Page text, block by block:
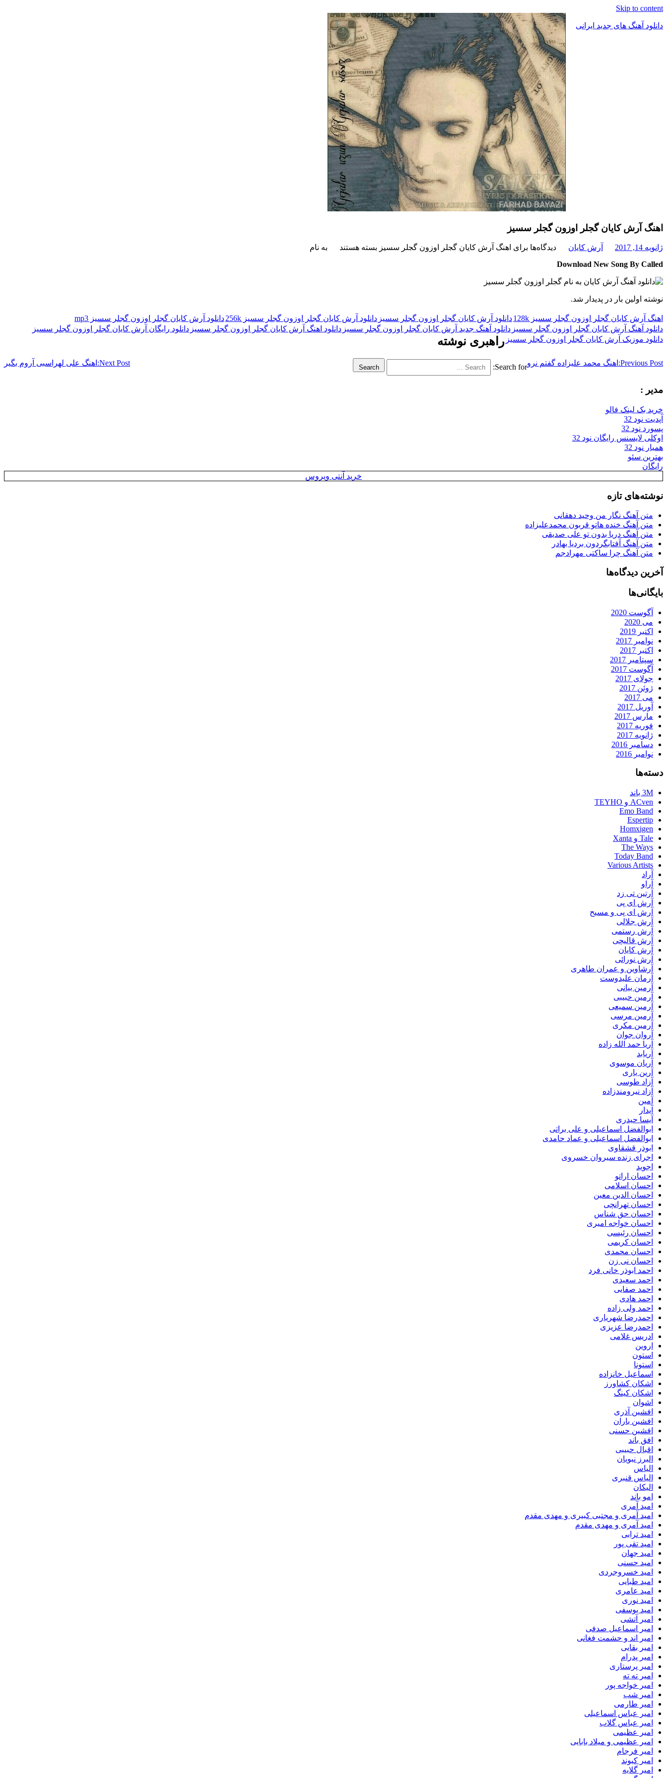
Skip to content
دانلود آهنگ های جدید ایرانی
اهنگ آرش کایان گجلر اوزون گجلر سسیز
ژانویه 14, 2017 آرش کایان دیدگاه‌ها برای اهنگ آرش کایان گجلر اوزون گجلر سسیز بسته هستند
به نام
Download New Song By Called
نوشته اولین بار در پدیدار شد.
اهنگ آرش کایان گجلر اوزون گجلر سسیز 128k دانلود آرش کایان گجلر اوزون گجلر سسیز دانلود آرش کایان گجلر اوزون گجلر سسیز 256k
دانلود آرش کایان گجلر اوزون گجلر سسیز mp3
دانلود آهنگ آرش کایان گجلر اوزون گجلر سسیز دانلود آهنگ جدید آرش کایان گجلر اوزون گجلر سسیز دانلود اهنگ آرش کایان گجلر اوزون گجلر سسیز دانلود رایگان آرش کایان گجلر اوزون گجلر سسیز
دانلود موزیک آرش کایان گجلر اوزون گجلر سسیز راهبری نوشته
Previous Post: اهنگ محمد علیزاده گفتم نرو Next Post: اهنگ علی لهراسبی آروم بگیر Search for:
Search
مدیر :
خرید بک لینک فالو
آپدیت نود 32
پسورد نود 32
اوکلی لایسنس رایگان نود 32
همیار نود 32
بهترین سئو
رایگان
خرید آنتی ویروس
نوشته‌های تازه
متن آهنگ نگار من وحید دهقانی
متن آهنگ خنده هاتو قربون محمدعلیزاده
متن آهنگ دریا بدون تو علی صدیقی
متن آهنگ آفتابگردون بردیا بهادر
متن آهنگ چرا ساکتی مهرادجم
آخرین دیدگاه‌ها
بایگانی‌ها
آگوست 2020
می 2020
اکتبر 2019
نوامبر 2017
اکتبر 2017
سپتامبر 2017
آگوست 2017
جولای 2017
ژوئن 2017
می 2017
آوریل 2017
مارس 2017
فوریه 2017
ژانویه 2017
دسامبر 2016
نوامبر 2016
دسته‌ها
3M باند
ACven و TEYHO
Emo Band
Espertip
Homxigen
Tale و Xanta
The Ways
Today Band
Various Artists
آراد
آراو
آرتین تی زد
آرش ای پی
آرش ای پی و مسیح
آرش جلالی
آرش رستمی
آرش قالیچی
آرش کایان
آرش نورائی
آرشاوین و عمران طاهری
آرمان علیدوست
آرمین بیانی
آرمین حبیبی
آرمین سمیعی
آرمین مرسی
آرمین مکری
آروان جوان
آریا حمد الله زاده
آریابد
آریان موسوی
آرین یاری
آزاد طوسی
آزاد نیرومندزاده
آمین
آیدار
آیسا حیدری
ابوالفضل اسماعیلی و علی براتی
ابوالفضل اسماعیلی و عماد حامدی
ابوذر قشقاوی
اجرای زنده سیروان خسروی
اجوید
احسان اراتو
احسان اسلامی
احسان الدین معین
احسان تهرانچی
احسان حق شناس
احسان خواجه امیری
احسان رئیسی
احسان کریمی
احسان محمدی
احسان نی زن
احمد ابوذر خانی فرد
احمد سعیدی
احمد صفایی
احمد هادی
احمد ولی زاده
احمدرضا شهریاری
احمدرضا عزیزی
ادریس غلامی
اروین
استون
استونا
اسماعیل خانزاده
اشکان کشاورز
اشکان کینگ
اشوان
افشین آذری
افشین باران
افشین حسنی
افق باند
اقبال حبیبی
البرز نبویان
الیاس
الیاس قنبرى
الیکان
امو باند
امید آمری
امید آمری و مجتبی کبیری و مهدى مقدم
امید آمری و مهدی مقدم
امید ترابی
امید تقی پور
امید جهان
امید حسنی
امید خسروجردی
امید طبایی
امید عامری
امید نوری
امید یوسفی
امیر آتشی
امیر اسماعیل صدفی
امیر اند و حشمت فغانی
امیر بقایی
امیر پدرام
امیر پرستاری
امیر ته ته
امیر خواجه پور
امیر شب
امیر طارمی
امیر عباس اسماعیلی
امیر عباس گلاب
امیر عظیمی
امیر عظیمی و میلاد بابایی
امیر فرجام
امیر کیوند
امیر گلایه